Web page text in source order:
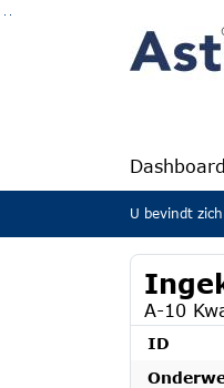
Ga naar de inhoud van
Ga naar het zoeken
Ga naar het menu
Dashboard
U bevindt
A-10
ID